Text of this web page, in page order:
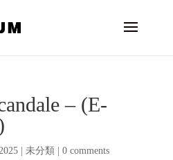
– (E-
| 未分類 0 comments